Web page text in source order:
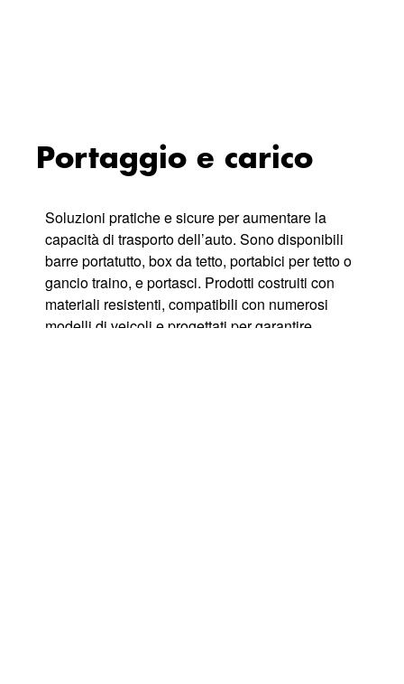
Portaggio e carico
Soluzioni pratiche e sicure per aumentare la
capacità di trasporto dell’auto. Sono disponibili
barre portatutto, box da tetto, portabici per tetto o
gancio traino, e portasci. Prodotti costruiti con
materiali resistenti, compatibili con numerosi
modelli di veicoli e progettati per garantire